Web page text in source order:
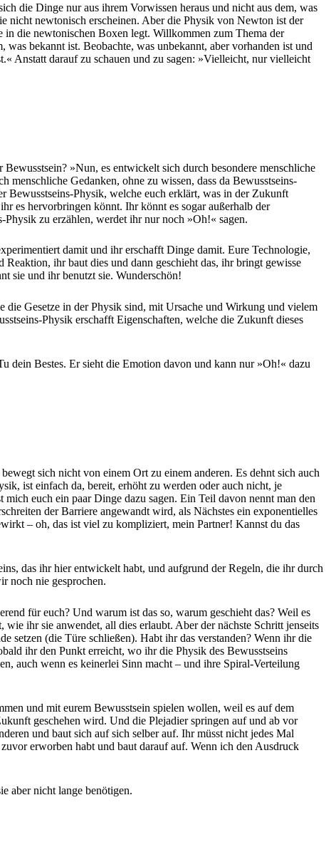
die Dinge nur aus ihrem Vorwissen heraus und nicht aus dem, was
nicht newtonisch erscheinen. Aber die Physik von Newton ist der
die newtonischen Boxen legt. Willkommen zum Thema der
bekannt ist. Beobachte, was unbekannt, aber vorhanden ist und
Anstatt darauf zu schauen und zu sagen: »Vielleicht, nur vielleicht
»Nun, es entwickelt sich durch besondere menschliche
Gedanken, ohne zu wissen, dass da Bewusstseins-
Bewusstseins-Physik, welche euch erklärt, was in der Zukunft
es hervorbringen könnt. Ihr könnt es sogar außerhalb der
zu erzählen, werdet ihr nur noch »Oh!« sagen.
damit und ihr erschafft Dinge damit. Eure Technologie,
ihr baut dies und dann geschieht das, ihr bringt gewisse
sie und ihr benutzt sie. Wunderschön!
die Gesetze in der Physik sind, mit Ursache und Wirkung und vielem
Physik erschafft Eigenschaften, welche die Zukunft dieses
dein Bestes. Er sieht die Emotion davon und kann nur »Oh!« dazu
sich nicht von einem Ort zu einem anderen. Es dehnt sich auch
ist einfach da, bereit, erhöht zu werden oder auch nicht, je
euch ein paar Dinge dazu sagen. Ein Teil davon nennt man den
der Barriere angewandt wird, als Nächstes ein exponentielles
– oh, das ist viel zu kompliziert, mein Partner! Kannst du das
das ihr hier entwickelt habt, und aufgrund der Regeln, die ihr durch
noch nie gesprochen.
für euch? Und warum ist das so, warum geschieht das? Weil es
ihr sie anwendet, all dies erlaubt. Aber der nächste Schritt jenseits
setzen (die Türe schließen). Habt ihr das verstanden? Wenn ihr die
ihr den Punkt erreicht, wo ihr die Physik des Bewusstseins
auch wenn es keinerlei Sinn macht – und ihre Spiral-Verteilung
und mit eurem Bewusstsein spielen wollen, weil es auf dem
geschehen wird. Und die Plejadier springen auf und ab vor
und baut sich auf sich selber auf. Ihr müsst nicht jedes Mal
erworben habt und baut darauf auf. Wenn ich den Ausdruck
aber nicht lange benötigen.